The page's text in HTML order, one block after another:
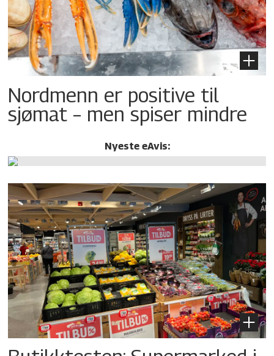
Nordmenn er positive til
sjømat – men spiser mindre
Nyeste eAvis: